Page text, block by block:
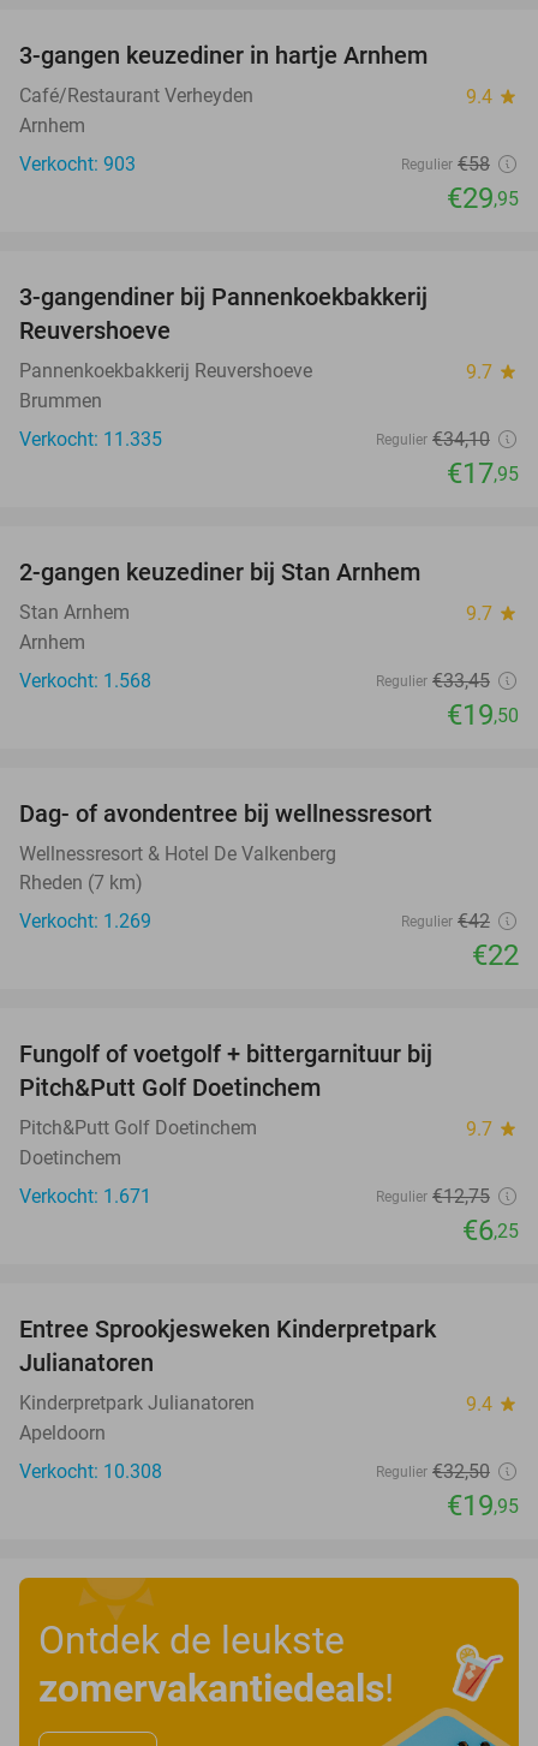
3-gangen keuzediner in hartje Arnhem
Café/Restaurant Verheyden 9.4 star
Arnhem
Verkocht: 903
Regulier €58
€29,95
3-gangendiner bij Pannenkoekbakkerij
Reuvershoeve
Pannenkoekbakkerij Reuvershoeve 9.7 star
Brummen
Verkocht: 11.335
Regulier €34,10
€17,95
2-gangen keuzediner bij Stan Arnhem
Stan Arnhem 9.7 star
Arnhem
Verkocht: 1.568
Regulier €33,45
€19,50
Dag- of avondentree bij wellnessresort
Wellnessresort & Hotel De Valkenberg
Rheden (7 km)
Verkocht: 1.269
Regulier €42
€22
Fungolf of voetgolf + bittergarnituur bij
Pitch&Putt Golf Doetinchem
Pitch&Putt Golf Doetinchem 9.7 star
Doetinchem
Verkocht: 1.671
Regulier €12,75
€6,25
Entree Sprookjesweken Kinderpretpark
Julianatoren
Kinderpretpark Julianatoren 9.4 star
Apeldoorn
Verkocht: 10.308
Regulier €32,50
€19,95
Ontdek de leukste
zomervakantiedeals!